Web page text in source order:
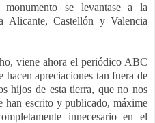
se levantase a la
Castellón y Valencia
viene ahora el periódico ABC
apreciaciones tan fuera de
hijos de esta tierra, que no nos
han escrito y publicado, máxime
innecesario en el